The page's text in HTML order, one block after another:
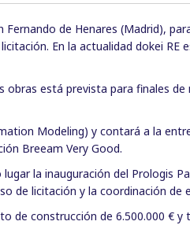
de Henares (Madrid),
En la actualidad dokei RE
está prevista para finales
Modeling) y contará a la
Breeam Very Good.
la inauguración del Prologis
de licitación y la coordinación de
de construcción de 6.500.000 €